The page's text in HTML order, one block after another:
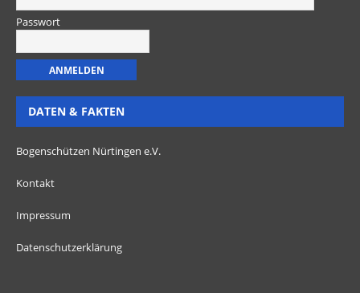
Passwort
DATEN & FAKTEN
Bogenschützen Nürtingen e.V.
Kontakt
Impressum
Datenschutzerklärung